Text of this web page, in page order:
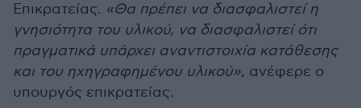
Επικρατείας. «Θα πρέπει να διασφαλιστεί η
γνησιότητα του υλικού, να διασφαλιστεί ότι
πραγματικά υπάρχει αναντιστοιχία κατάθεσης
και του ηχηγραφημένου υλικού», ανέφερε ο
υπουργός επικρατείας.